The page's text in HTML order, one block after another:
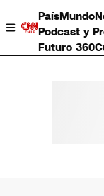
PaísMundo
Podcast y
Futuro 360